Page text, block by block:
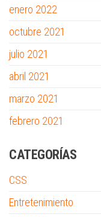
enero 2022
octubre 2021
julio 2021
abril 2021
marzo 2021
febrero 2021
CATEGORÍAS
CSS
Entretenimiento